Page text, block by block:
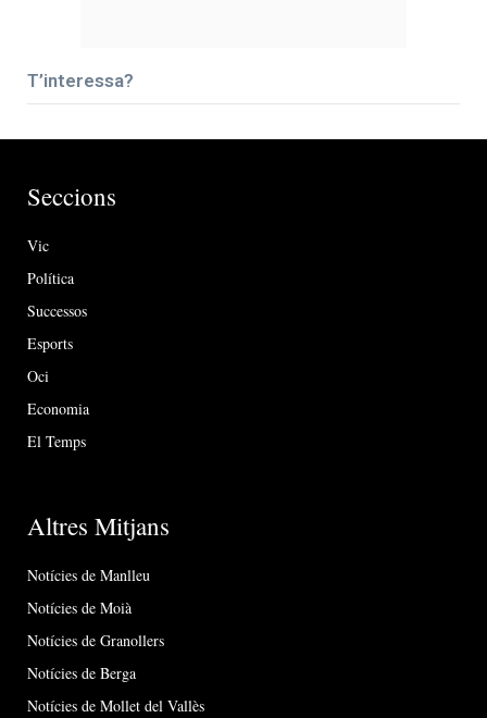
T’interessa?
Seccions
Vic
Política
Successos
Esports
Oci
Economia
El Temps
Altres Mitjans
Notícies de Manlleu
Notícies de Moià
Notícies de Granollers
Notícies de Berga
Notícies de Mollet del Vallès